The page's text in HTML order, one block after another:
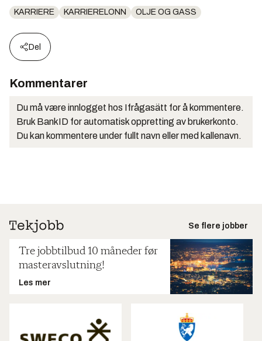
KARRIERE KARRIERELONN OLJE OG GASS
Del
Kommentarer
Du må være innlogget hos Ifrågasätt for å kommentere.
Bruk BankID for automatisk oppretting av brukerkonto.
Du kan kommentere under fullt navn eller med kallenavn.
Se flere jobber
Tre jobbtilbud 10 måneder før
masteravslutning!
Les mer